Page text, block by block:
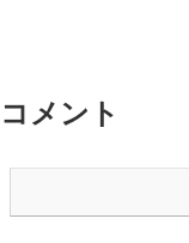
コメント